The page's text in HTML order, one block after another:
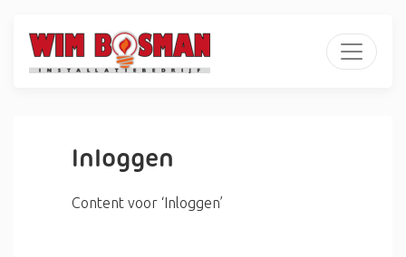
Inloggen
Content voor ‘Inloggen’